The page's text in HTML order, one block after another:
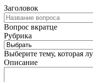
Заголовок
Вопрос вкратце
Рубрика
Выберите тему, которая
Описание